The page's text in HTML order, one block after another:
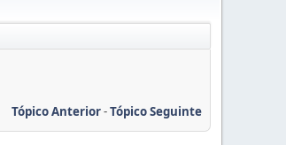
Tópico Anterior-Tópico Seguinte